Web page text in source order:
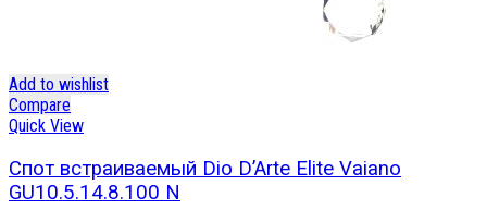
Add to wishlist
Compare
Quick View
Спот встраиваемый Dio D’Arte Elite Vaiano
GU10.5.14.8.100 N